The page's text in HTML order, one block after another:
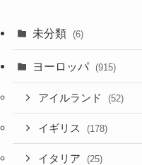
未分類 (6)
ヨーロッパ (915)
アイルランド (52)
イギリス (178)
イタリア (25)